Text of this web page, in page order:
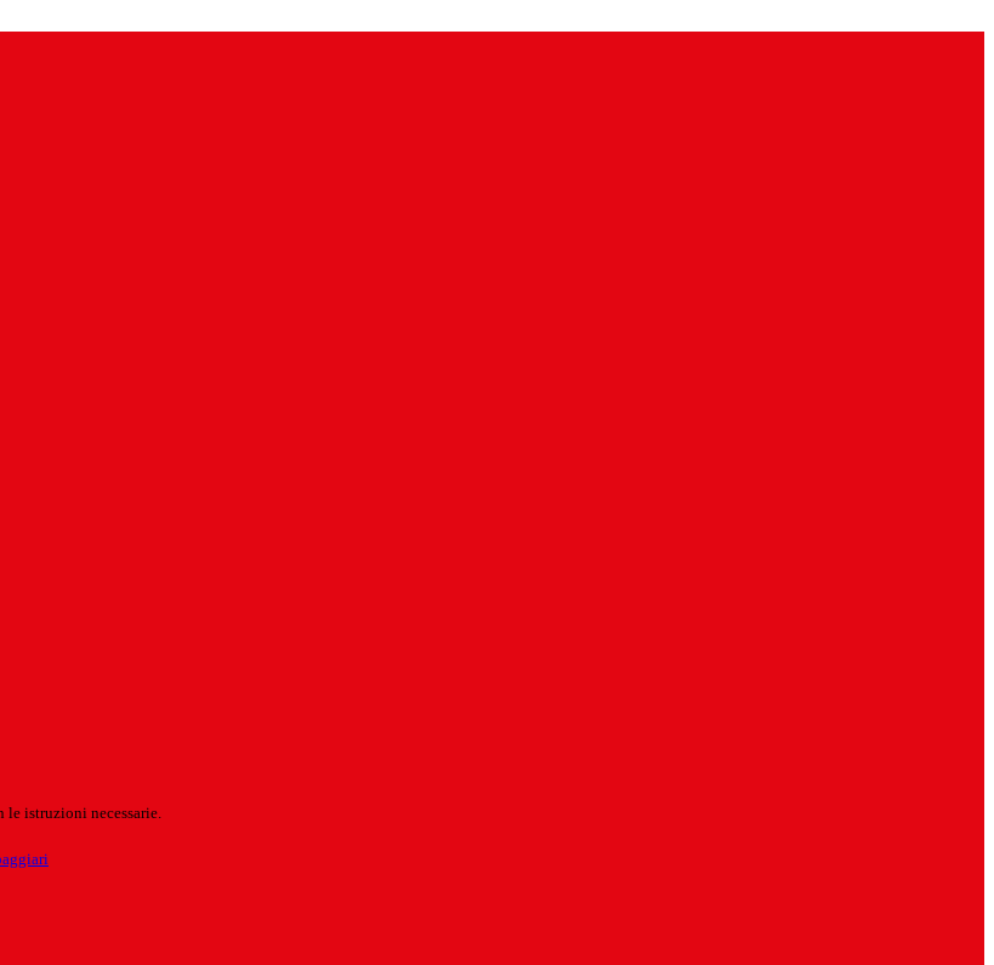
istruzioni necessarie.